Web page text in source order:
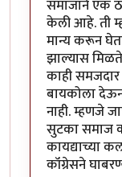
समाजाने एक
केली आहे. ती
मान्य करून
झाल्यास
काही
बायकोला
नाही. म्हणजे
सुटका समाज
कायद्याच्या
कॉंग्रेसने